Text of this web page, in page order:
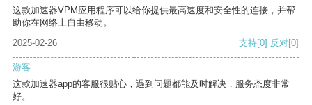
这款加速器VPM应用程序可以给你提供最高速度和安全性的连接，并帮
助你在网络上自由移动。
2025-02-26
支持[0] 反对[0]
游客
这款加速器app的客服很贴心，遇到问题都能及时解决，服务态度非常
好。